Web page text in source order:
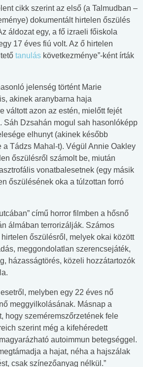
cikk szerint az első (a Talmudban –
dokumentált hirtelen őszülés
áldozat egy, a fő izraeli főiskola
17 éves fiú volt. Az ő hirtelen
tanulás következménye”-ként írták
jelenség történt Marie
akinek aranybarna haja
váltott azon az estén, mielőtt fejét
Sáh Dzsahán mogul sah hasonlóképp
elhunyt (akinek később
a Tádzs Mahal-t). Végül Annie Oakley
őszülésről számolt be, miután
vonatbalesetnek (egy másik
őszülésének oka a túlzottan forró
című horror filmben a hősnő
álmában terrorizálják. Számos
őszülésről, melyek okai között
meggondolatlan szerencsejáték,
házasságtörés, közeli hozzátartozók
melyben egy 22 éves nő
meggyilkolásának. Másnap a
hogy szeméremszőrzetének fele
szerint még a kifehéredett
autoimmun betegséggel.
a hajat, néha a hajszálak
csak színezőanyag nélkül.”